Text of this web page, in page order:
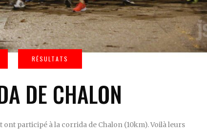
DE CHALON
participé à la corrida de Chalon (10km). Voilà leurs